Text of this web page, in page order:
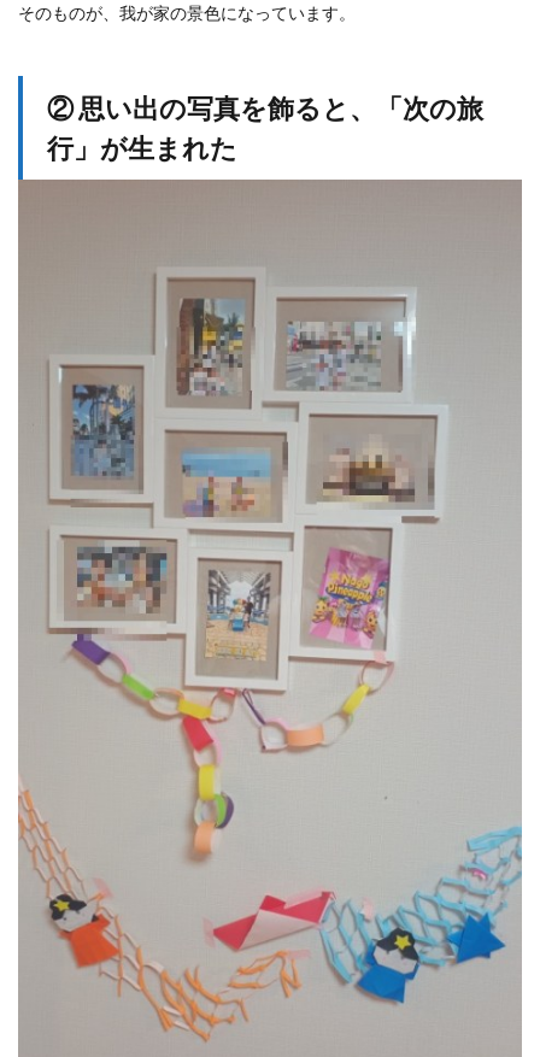
そのものが、我が家の景色になっています。
② 思い出の写真を飾ると、「次の旅
行」が生まれた